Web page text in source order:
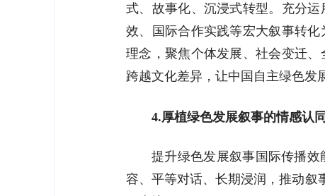
式、故事化、沉浸式转型。充分
效、国际合作实践等宏大叙事转
理念，聚焦个体发展、社会变迁
跨越文化差异，让中国自主绿色发
4.厚植绿色发展叙事的情感认同
提升绿色发展叙事国际传播
容、平等对话、长期浸润，推动叙